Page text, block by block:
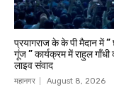
प्रयागराज के के पी मैदान में ”
गूंज ” कार्यक्रम में राहुल गाँधी
लाइव संवाद
महानगर August 8, 2026